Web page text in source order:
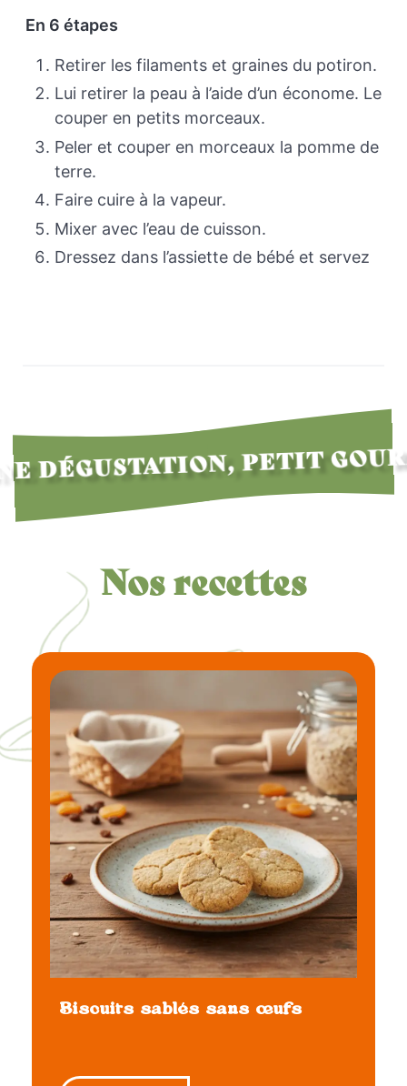
En 6 étapes
Retirer les filaments et graines du potiron.
Lui retirer la peau à l’aide d’un économe. Le
couper en petits morceaux.
Peler et couper en morceaux la pomme de
terre.
Faire cuire à la vapeur.
Mixer avec l’eau de cuisson.
Dressez dans l’assiette de bébé et servez
DÉGUSTATION, PETIT
Nos recettes
Biscuits sablés sans œufs